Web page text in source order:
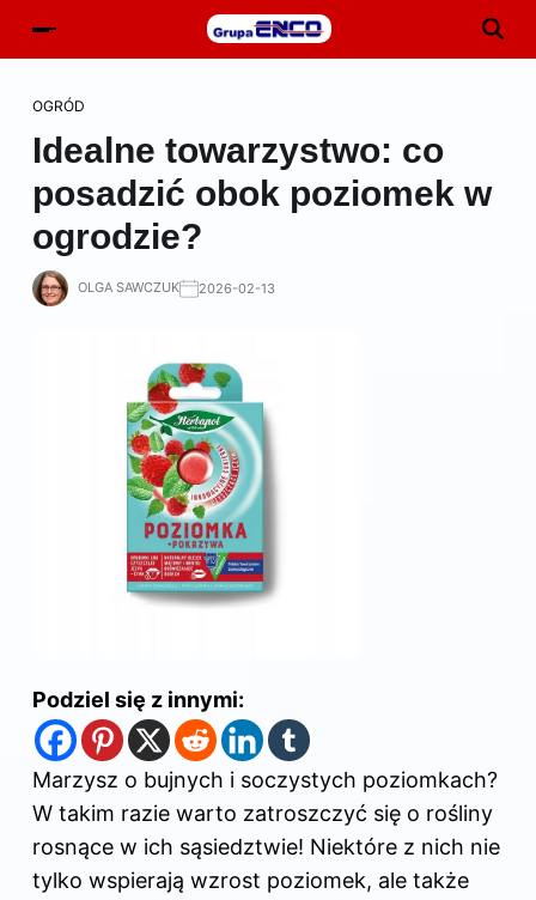
OGRÓD
Idealne towarzystwo: co
posadzić obok poziomek w
ogrodzie?
OLGA SAWCZUK 2026-02-13
Podziel się z innymi:
Marzysz o bujnych i soczystych poziomkach?
W takim razie warto zatroszczyć się o rośliny
rosnące w ich sąsiedztwie! Niektóre z nich nie
tylko wspierają wzrost poziomek, ale także